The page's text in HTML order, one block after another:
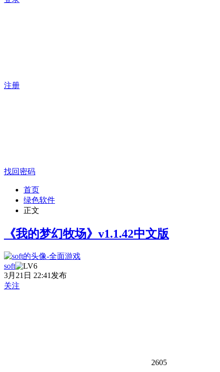
注册
找回密码
首页
绿色软件
正文
《我的梦幻牧场》v1.1.42中文版
soft
3月21日 22:41发布
关注
2605